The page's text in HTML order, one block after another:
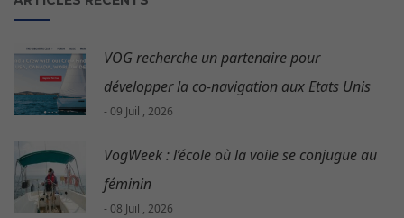
VOG recherche un partenaire pour
développer la co-navigation aux Etats Unis
- 09 Juil , 2026
VogWeek : l’école où la voile se conjugue au
féminin
- 08 Juil , 2026